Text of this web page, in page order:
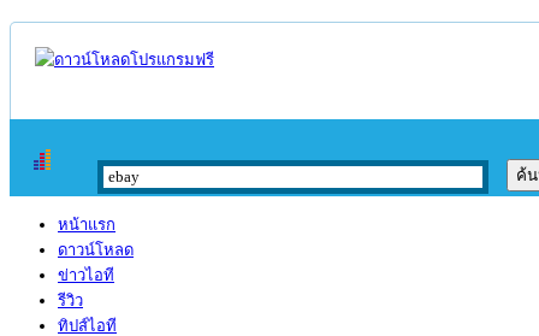
หน้าแรก
ดาวน์โหลด
ข่าวไอที
รีวิว
ทิปส์ไอที